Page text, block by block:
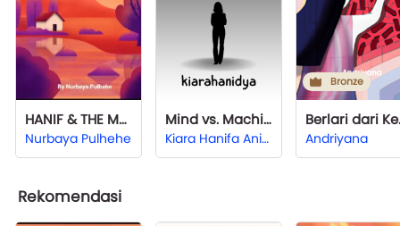
HANIF & THE MAGIC BAG
Nurbaya Pulhehe
Mind vs. Machine
Kiara Hanifa Anindya
Bronze
Andriyana
Rekomendasi